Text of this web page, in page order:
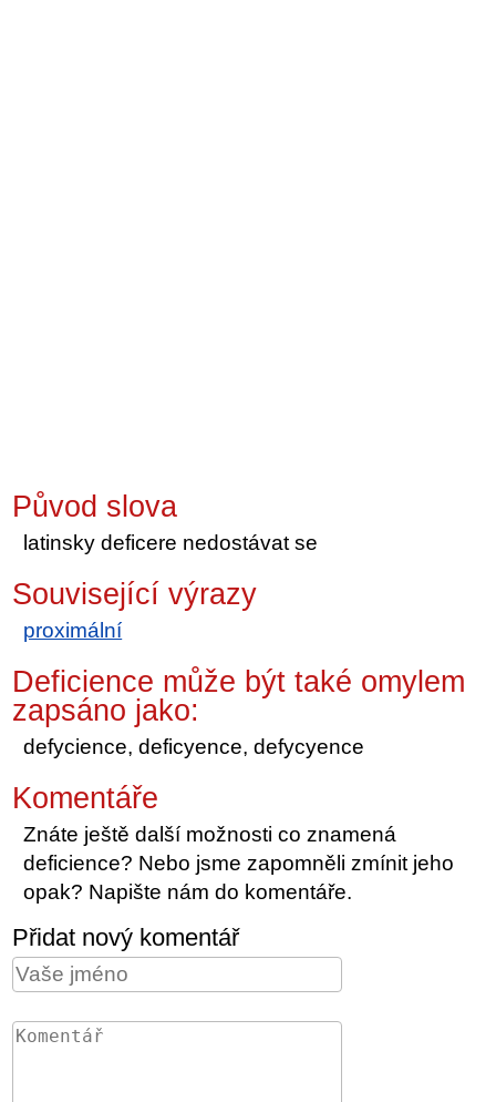
Původ slova
latinsky deficere nedostávat se
Související výrazy
proximální
Deficience může být také omylem
zapsáno jako:
defycience, deficyence, defycyence
Komentáře
Znáte ještě další možnosti co znamená
deficience? Nebo jsme zapomněli zmínit jeho
opak? Napište nám do komentáře.
Přidat nový komentář